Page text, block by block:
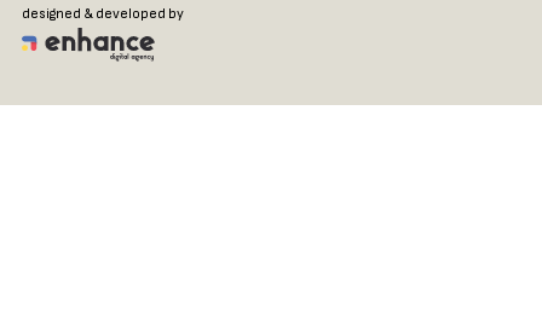
designed & developed by